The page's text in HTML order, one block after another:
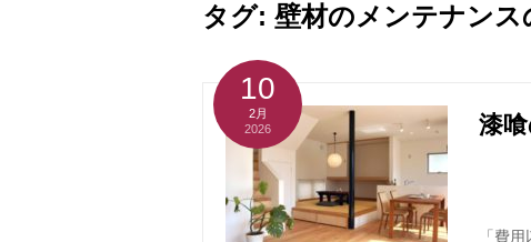
タグ: 壁材のメンテナンス
10
2月
2026
漆
「費